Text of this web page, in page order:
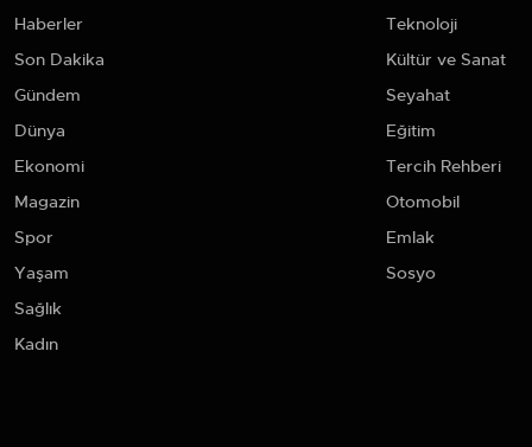
Haberler
Son Dakika
Gündem
Dünya
Ekonomi
Magazin
Spor
Yaşam
Sağlık
Kadın
Teknoloji
Kültür ve Sanat
Seyahat
Eğitim
Tercih Rehberi
Otomobil
Emlak
Sosyo